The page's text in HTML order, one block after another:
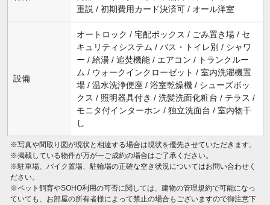
重説 / 初期費用カード決済可 / オール洋室
設備
オートロック / 宅配ボックス / ごみ置き場 / セ
キュリティシステム / バス・トイレ別 / シャワ
ー / 給湯 / 追焚機能 / エアコン / トランクルー
ム / ウォークインクローゼット / 室内洗濯機置
場 / 温水洗浄便座 / 浴室乾燥機 / シューズボッ
クス / 照明器具付き / 洗髪洗面化粧台 / テラス /
モニタ付インターホン / 独立洗面台 / 室内物干
し
※写真や間取り図が現状と相違する場合は現状を優先させていただきます。
※掲載している物件が万が一ご成約の場合はご了承ください。
※駐車場、バイク置場、駐輪場の正確な空き状況についてはお問い合わせく
ださい。
※ペット飼育やSOHO利用の可否に関しては、建物の管理規約で可能になっ
ていても、お部屋の所有者様によって禁止の場合もございますので御注意下